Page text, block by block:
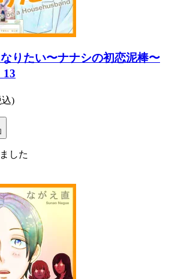
りたい〜ナナシの初恋泥棒〜
13
込)
した